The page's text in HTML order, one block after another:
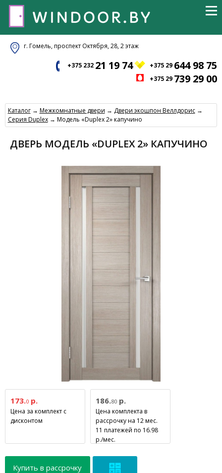
г. Гомель, проспект Октября, 28, 2 этаж
+375 232 21 19 74 +375 29 644 98 75
+375 29 739 29 00
Каталог→ Межкомнатные двери → Двери экошпон Веллдорис→
Серия Duplex→ Модель «Duplex 2» капучино
ДВЕРЬ МОДЕЛЬ «DUPLEX 2» КАПУЧИНО
173.0р.
Цена за комплект с
дисконтом
186.80р.
Цена комплекта в
рассрочку на 12 мес.
11 платежей по 16.98
р./мес.
Купить в рассрочку